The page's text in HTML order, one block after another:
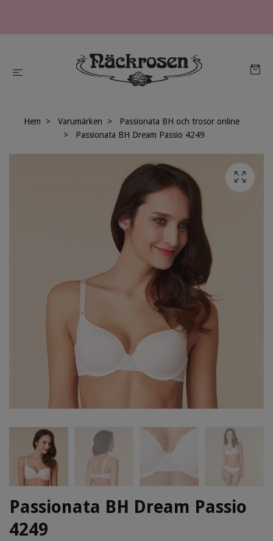
Hem Varumärken
Passionata BH och trosor online
Passionata BH Dream Passio 4249
Passionata BH Dream Passio
4249